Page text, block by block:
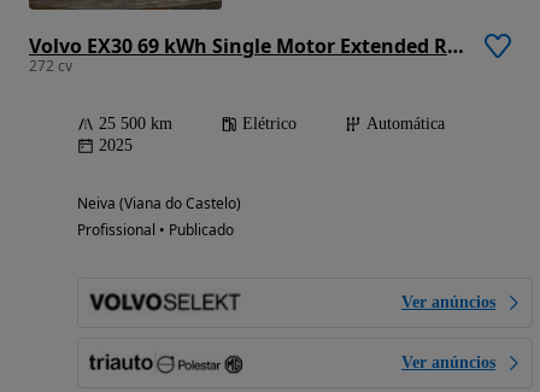
Volvo EX30 69 kWh Single Motor Extended Range Core
272 cv
25 500 km Elétrico
Automática
2025
Neiva (Viana do Castelo)
Profissional • Publicado
Ver anúncios
Ver anúncios